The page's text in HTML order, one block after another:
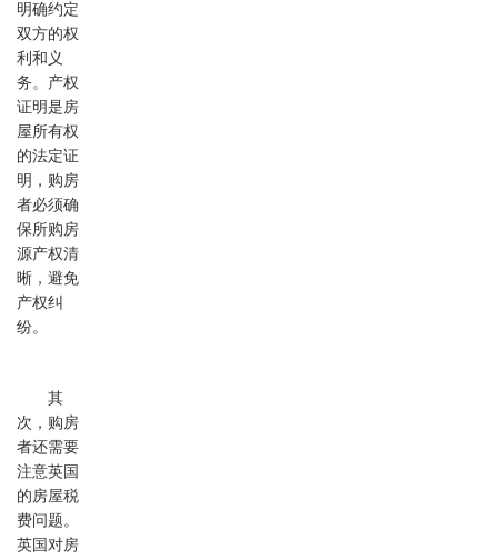
明确约定
双方的权
利和义
务。产权
证明是房
屋所有权
的法定证
明，购房
者必须确
保所购房
源产权清
晰，避免
产权纠
纷。
其
次，购房
者还需要
注意英国
的房屋税
费问题。
英国对房